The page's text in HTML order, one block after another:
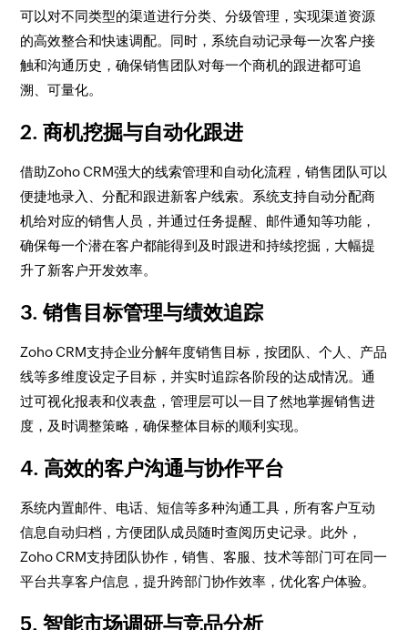
可以对不同类型的渠道进行分类、分级管理，实现渠道资源
的高效整合和快速调配。同时，系统自动记录每一次客户接
触和沟通历史，确保销售团队对每一个商机的跟进都可追
溯、可量化。
2. 商机挖掘与自动化跟进
借助Zoho CRM强大的线索管理和自动化流程，销售团队可以
便捷地录入、分配和跟进新客户线索。系统支持自动分配商
机给对应的销售人员，并通过任务提醒、邮件通知等功能，
确保每一个潜在客户都能得到及时跟进和持续挖掘，大幅提
升了新客户开发效率。
3. 销售目标管理与绩效追踪
Zoho CRM支持企业分解年度销售目标，按团队、个人、产品
线等多维度设定子目标，并实时追踪各阶段的达成情况。通
过可视化报表和仪表盘，管理层可以一目了然地掌握销售进
度，及时调整策略，确保整体目标的顺利实现。
4. 高效的客户沟通与协作平台
系统内置邮件、电话、短信等多种沟通工具，所有客户互动
信息自动归档，方便团队成员随时查阅历史记录。此外，
Zoho CRM支持团队协作，销售、客服、技术等部门可在同一
平台共享客户信息，提升跨部门协作效率，优化客户体验。
5. 智能市场调研与竞品分析